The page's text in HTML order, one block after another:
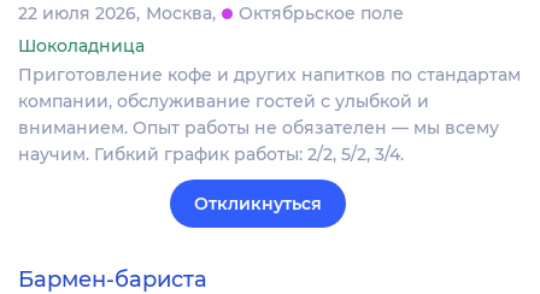
22 июля 2026 Москва
Октябрьское поле
Шоколадница
Приготовление кофе и других напитков по стандартам
компании, обслуживание гостей с улыбкой и
вниманием. Опыт работы не обязателен — мы всему
научим. Гибкий график работы: 2/2, 5/2, 3/4.
Откликнуться
Бармен-бариста